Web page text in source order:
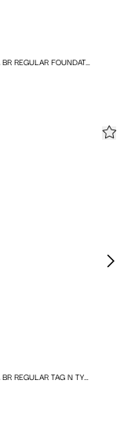
CAMISETA BR REGULAR FOUNDATION
CAMISETA BR REGULAR TAG N TYPE